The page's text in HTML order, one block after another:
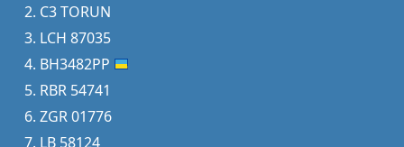
C3 TORUN
LCH 87035
BH3482PP
RBR 54741
ZGR 01776
LB 58124